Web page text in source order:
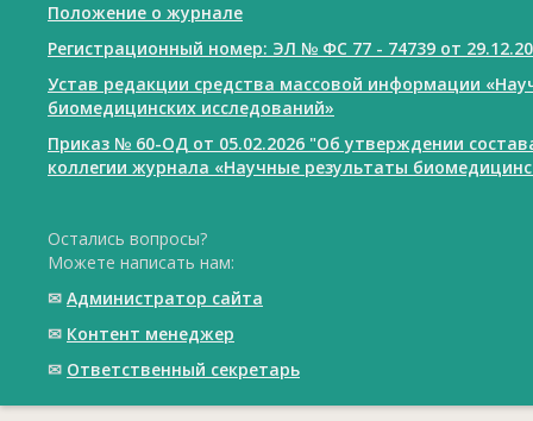
Положение о журнале
Регистрационный номер: ЭЛ № ФС 77 - 74739 от
Устав редакции средства массовой информации
биомедицинских исследований»
Приказ № 60-ОД от 05.02.2026 "Об утверждении
коллегии журнала «Научные результаты
Остались вопросы?
Можете написать нам:
✉ Администратор сайта
✉ Контент менеджер
✉ Ответственный cекретарь